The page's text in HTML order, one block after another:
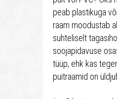
peab plastikuga
raam moodustab
suhteliselt
soojapidavuse
tüüp, ehk kas
puitraamid on